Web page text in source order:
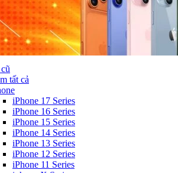
tất cả
iPhone 17 Series
iPhone 16 Series
iPhone 15 Series
iPhone 14 Series
iPhone 13 Series
iPhone 12 Series
iPhone 11 Series